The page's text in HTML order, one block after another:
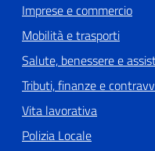
Imprese e commercio
Mobilità e trasporti
Salute, benessere e
Tributi, finanze e
Vita lavorativa
Polizia Locale